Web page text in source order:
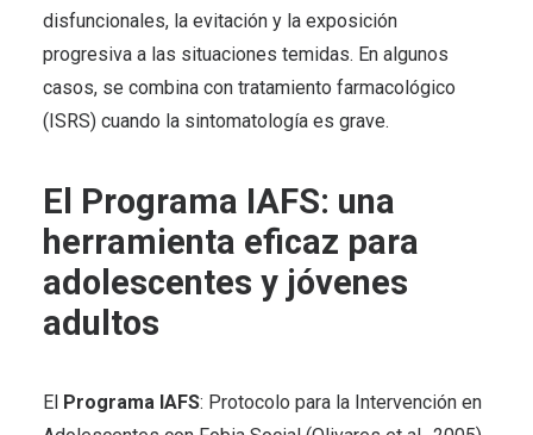
disfuncionales, la evitación y la exposición
progresiva a las situaciones temidas. En algunos
casos, se combina con tratamiento farmacológico
(ISRS) cuando la sintomatología es grave.
El Programa IAFS: una
herramienta eficaz para
adolescentes y jóvenes
adultos
El Programa IAFS: Protocolo para la Intervención en